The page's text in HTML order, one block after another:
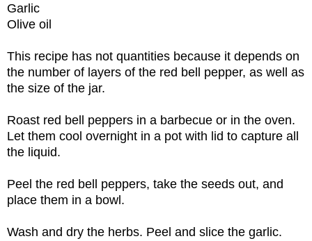
Garlic
Olive oil
This recipe has not quantities because it depends on
the number of layers of the red bell pepper, as well as
the size of the jar.
Roast red bell peppers in a barbecue or in the oven.
Let them cool overnight in a pot with lid to capture all
the liquid.
Peel the red bell peppers, take the seeds out, and
place them in a bowl.
Wash and dry the herbs. Peel and slice the garlic.